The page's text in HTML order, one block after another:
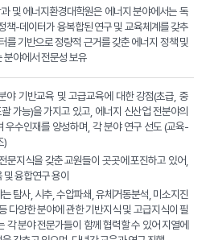
및 에너지환경대학원은 에너지 분야에서는 독
책-데이터가 융복합된 연구 및 교육체계를 갖추
를 기반으로 정량적 근거를 갖춘 에너지 정책 및
분야에서 전문성 보유
야 기반교육 및 고급교육에 대한 강점(초급, 중
가능)을 가지고 있고, 에너지 신산업 전분야의
우수인재를 양성하며, 각 분야 연구 선도 (교육-
)
문지식을 갖춘 교원들이 곳곳에 포진하고 있어,
및 융합연구 용이
탐사, 시추, 수압파쇄, 유체거동분석, 미소지진
다양한 분야에 관한 기반지식 및 고급지식이 필
각 분야 전문가들이 함께 협력할 수 있어 지열에